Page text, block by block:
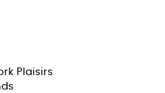
Plaisirs